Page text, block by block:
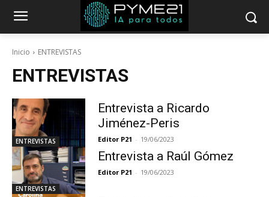
Inicio ENTREVISTAS
ENTREVISTAS
ENTREVISTAS
Entrevista a Ricardo
Jiménez-Peris
Editor P21 - 19/06/2023
ENTREVISTAS
Entrevista a Raúl Gómez
Editor P21 - 19/06/2023